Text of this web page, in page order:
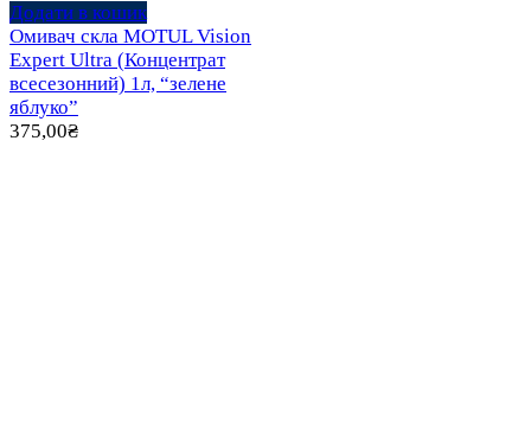
Додати в кошик
Омивач скла MOTUL Vision
Expert Ultra (Концентрат
всесезонний) 1л, “зелене
яблуко”
375,00₴